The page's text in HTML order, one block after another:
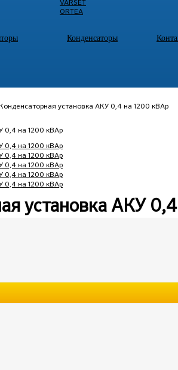
VARSET
ORTEA
Конденсаторы
Конденсаторная установка АКУ 0,4 на 1200 кВАр
установка АКУ